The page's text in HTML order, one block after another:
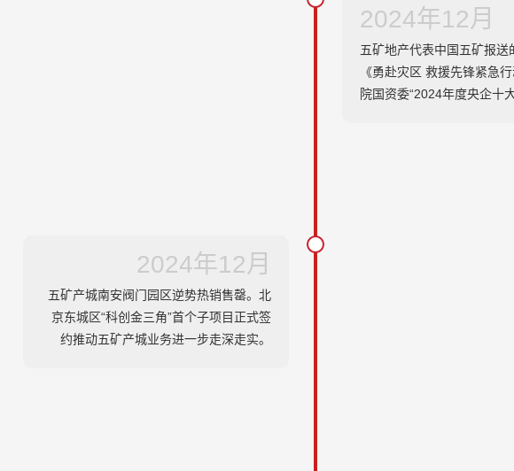
2024年12月
五矿地产代表中国五矿报送
《勇赴灾区 救援先锋紧急
院国资委“2024年度央企十大
2024年12月
五矿产城南安阀门园区逆势热销售罄。北
京东城区“科创金三角”首个子项目正式签
约推动五矿产城业务进一步走深走实。